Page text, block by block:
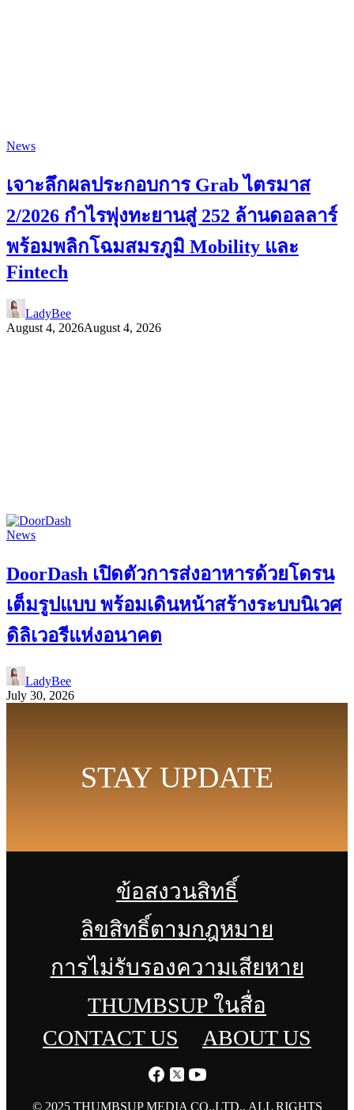
News
เจาะลึกผลประกอบการ Grab ไตรมาส
2/2026 กำไรพุ่งทะยานสู่ 252 ล้านดอลลาร์
พร้อมพลิกโฉมสมรภูมิ Mobility และ
Fintech
LadyBee
August 4, 2026August 4, 2026
News
DoorDash เปิดตัวการส่งอาหารด้วยโดรน
เต็มรูปแบบ พร้อมเดินหน้าสร้างระบบนิเวศ
ดิลิเวอรีแห่งอนาคต
LadyBee
July 30, 2026
STAY UPDATE
ข้อสงวนสิทธิ์
ลิขสิทธิ์ตามกฎหมาย
การไม่รับรองความเสียหาย
THUMBSUP ในสื่อ
CONTACT US
ABOUT US
© 2025 THUMBSUP MEDIA CO.,LTD., ALL RIGHTS